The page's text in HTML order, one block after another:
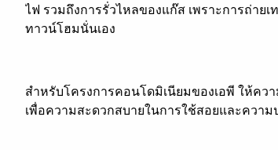
ไฟ รวมถึงการรั่วไหลของแก๊ส เพราะการถ่าย
ทาวน์โฮมนั่นเอง
สำหรับโครงการคอนโดมิเนียมของเอพี ให้คว
เพื่อความสะดวกสบายในการใช้สอยและควา